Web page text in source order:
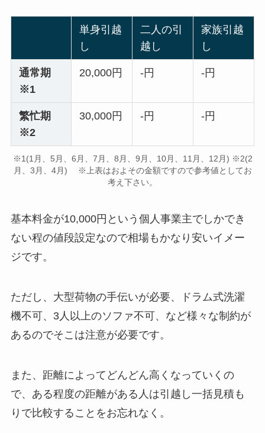
単身引越
し
二人の引
越し
家族引越
し
通常期
※1
20,000円 -円 -円
繁忙期
※2
30,000円 -円 -円
※1(1月、5月、6月、7月、8月、9月、10月、11月、12月) ※2(2
月、3月、4月) ※上表はおよその金額ですので参考値としてお
考え下さい。
基本料金が10,000円という個人事業主でしかでき
ない程の値段設定なので相場もかなり安いイメー
ジです。
ただし、大型荷物の手伝いが必要、ドラム式洗濯
機不可、3人以上のソファ不可、など様々な制約が
あるのでそこは注意が必要です。
また、距離によってどんどん高くなっていくの
で、ある程度の距離がある人は引越し一括見積も
りで比較することをお忘れなく。